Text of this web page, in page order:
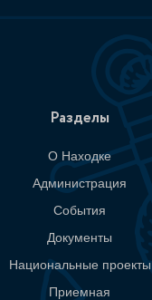
Разделы
О Находке
Администрация
События
Документы
Национальные проекты
Приемная